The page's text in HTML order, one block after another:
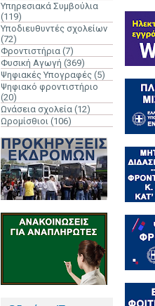
Υπηρεσιακά Συμβούλια
(119)
Υποδιευθυντές σχολείων
(72)
Φροντιστήρια (7)
Φυσική Αγωγή (369)
Ψηφιακές Υπογραφές (5)
Ψηφιακό φροντιστήριο
(20)
Ωνάσεια σχολεία (12)
Ωρομίσθιοι (106)